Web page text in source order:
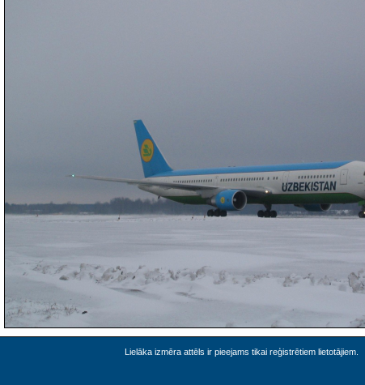
Lielāka izmēra attēls ir pieejams tikai reģistrētiem lietotājiem.